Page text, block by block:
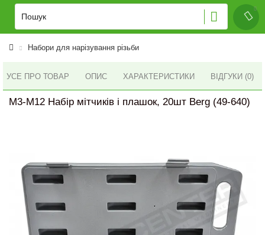
Набори для нарізування різьби
УСЕ ПРО ТОВАР ОПИС ХАРАКТЕРИСТИКИ ВІДГУКИ (0)
M3-M12 Набір мітчиків і плашок, 20шт Berg (49-640)